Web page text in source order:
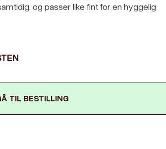
og passer like fint for en hyggelig
TIL BESTILLING